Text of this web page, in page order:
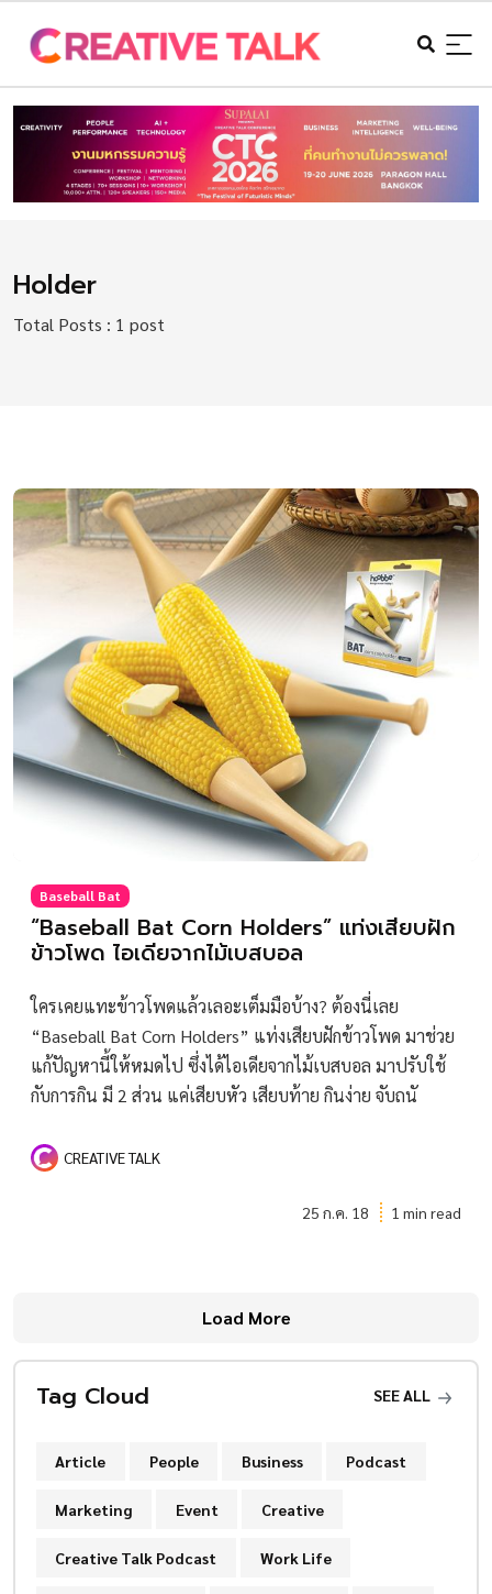
Holder
Total Posts : 1 post
Baseball Bat
“Baseball Bat Corn Holders” แท่งเสียบฝัก
ข้าวโพด ไอเดียจากไม้เบสบอล
ใครเคยแทะข้าวโพดแล้วเลอะเต็มมือบ้าง? ต้องนี่เลย
“Baseball Bat Corn Holders” แท่งเสียบฝักข้าวโพด มาช่วย
แก้ปัญหานี้ให้หมดไป ซึ่งได้ไอเดียจากไม้เบสบอล มาปรับใช้
กับการกิน มี 2 ส่วน แค่เสียบหัว เสียบท้าย กินง่าย จับถนั
CREATIVE TALK
25 ก.ค. 18 1 min read
Load More
Tag Cloud SEE ALL
Article People Business Podcast
Marketing Event Creative
Creative Talk Podcast Work Life